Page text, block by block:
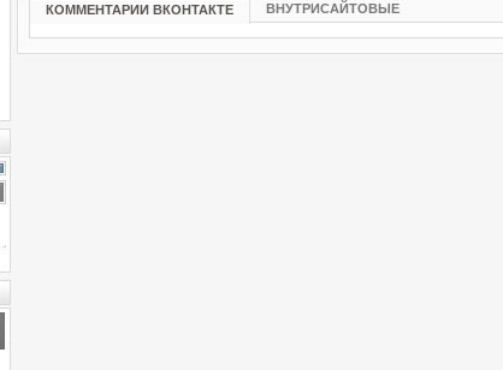
КОММЕНТАРИИ ВКОНТАКТЕ ВНУТРИСАЙТОВЫЕ